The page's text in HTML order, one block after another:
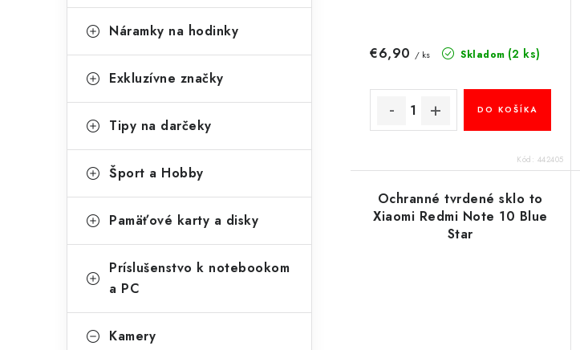
Náramky na hodinky
Exkluzívne značky
Tipy na darčeky
Šport a Hobby
Pamäťové karty a disky
Príslušenstvo k notebookom
a PC
Kamery
Skladom (2 ks)
€6,90 / ks
DO KOŠÍKA
Kód: 442405
Ochranné tvrdené sklo to
Xiaomi Redmi Note 10 Blue
Star